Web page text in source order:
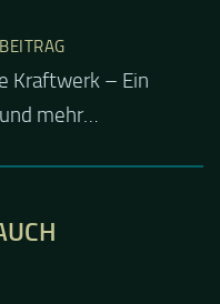
Kraftwerk – Ein
mehr…